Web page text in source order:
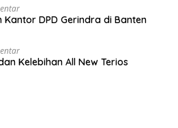
Kantor DPD Gerindra di Banten
Kelebihan All New Terios